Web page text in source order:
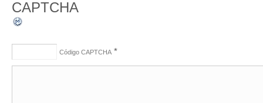
Código CAPTCHA *